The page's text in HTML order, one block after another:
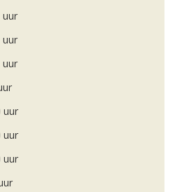
uur
uur
uur
uur
uur
uur